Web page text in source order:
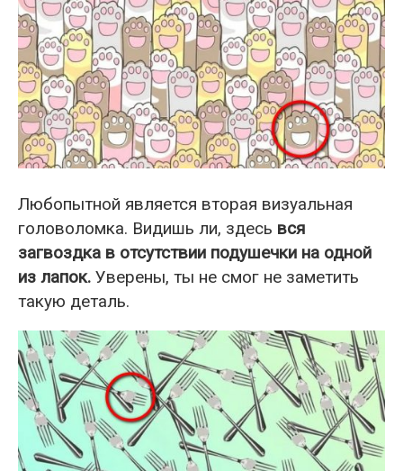
Любопытной является вторая визуальная
головоломка. Видишь ли, здесь вся
загвоздка в отсутствии подушечки на одной
из лапок. Уверены, ты не смог не заметить
такую деталь.